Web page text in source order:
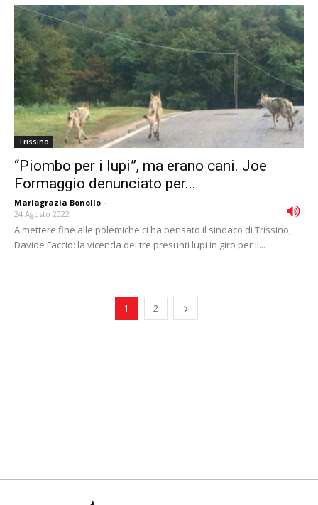
Trissino
“Piombo per i lupi”, ma erano cani. Joe
Formaggio denunciato per...
Mariagrazia Bonollo -
24 Agosto 2022
A mettere fine alle polemiche ci ha pensato il sindaco di Trissino,
Davide Faccio: la vicenda dei tre presunti lupi in giro per il...
1 2